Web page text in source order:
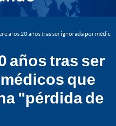
a los 20 años tras ser ignorada por
años tras ser
que
"pérdida de